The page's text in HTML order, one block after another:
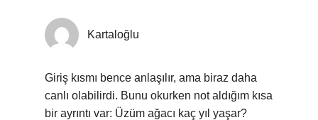
Kartaloğlu
Giriş kısmı bence anlaşılır, ama biraz daha
canlı olabilirdi. Bunu okurken not aldığım kısa
bir ayrıntı var: Üzüm ağacı kaç yıl yaşar?